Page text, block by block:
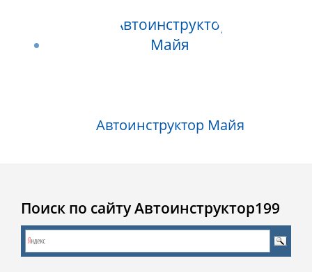
Автоинструктор Майя
Поиск по сайту Автоинструктор199